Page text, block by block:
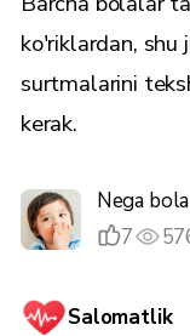
ko'riklardan,
surtmalarini
kerak.
Nega
7
Salomatlik